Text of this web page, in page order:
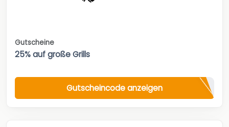
Gutscheine
25% auf große Grills
Gutscheincode anzeigen